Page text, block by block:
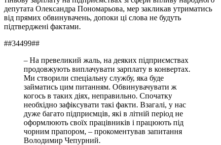
депутата Олександра Пономарьова, мер закликав утриматись
від прямих обвинувачень, допоки ці слова не будуть
підтверджені фактами.
##34499##
– На превеликий жаль, на деяких підприємствах
продовжують виплачувати зарплату в конвертах.
Ми створили спеціальну службу, яка буде
займатись цим питанням. Обвинувачувати ж
когось в таких діях, неправильно. Спочатку
необхідно зафіксувати такі факти. Взагалі, у нас
дуже багато підприємців, які в літній період не
оформлюють своїх працівників і працюють під
чорним прапором, – прокоментував запитання
Володимир Чепурний.